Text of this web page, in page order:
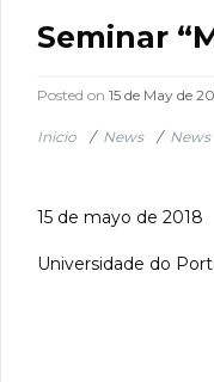
Seminar
Posted on15 de May de
Inicio / News / News
15 de mayo de 2018
Universidade do